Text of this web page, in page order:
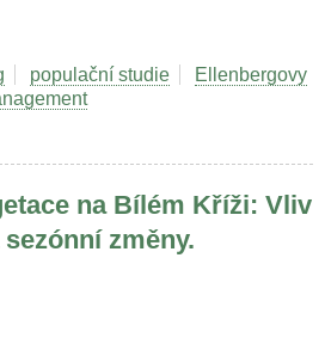
populační studie
Ellenbergovy
na Bílém Kříži: Vliv
změny.